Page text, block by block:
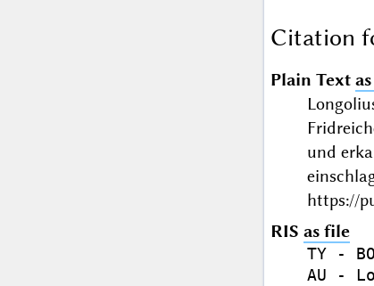
Citation
Plain Text
und
https://
RIS as file
TY -
AU -